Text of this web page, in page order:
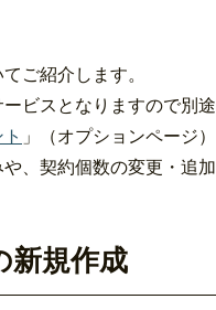
ご紹介します。
ビスとなりますので別
」（オプションページ）
、契約個数の変更・追
新規作成